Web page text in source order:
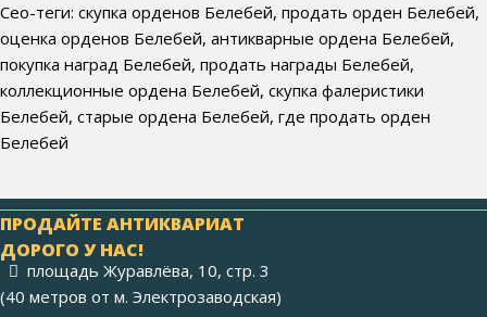
Сео-теги: скупка орденов Белебей, продать орден Белебей,
оценка орденов Белебей, антикварные ордена Белебей,
покупка наград Белебей, продать награды Белебей,
коллекционные ордена Белебей, скупка фалеристики
Белебей, старые ордена Белебей, где продать орден
Белебей
ПРОДАЙТЕ АНТИКВАРИАТ
ДОРОГО У НАС!
площадь Журавлёва, 10, стр. 3
(40 метров от м. Электрозаводская)